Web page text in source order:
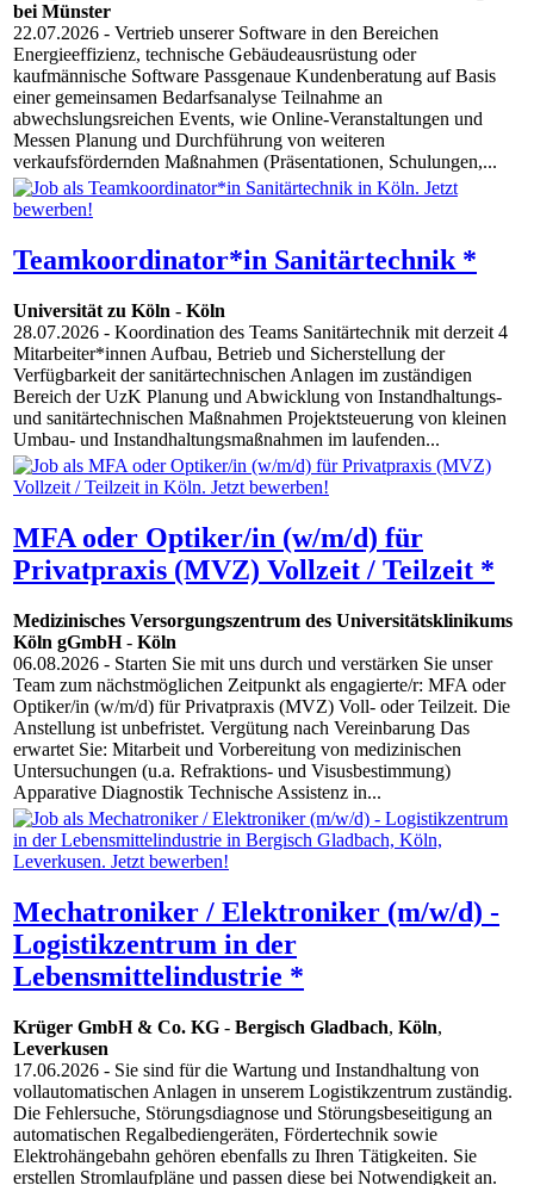
bei Münster
22.07.2026 - Vertrieb unserer Software in den Bereichen
Energieeffizienz, technische Gebäudeausrüstung oder
kaufmännische Software Passgenaue Kundenberatung auf Basis
einer gemeinsamen Bedarfsanalyse Teilnahme an
abwechslungsreichen Events, wie Online-Veranstaltungen und
Messen Planung und Durchführung von weiteren
verkaufsfördernden Maßnahmen (Präsentationen, Schulungen,...
Teamkoordinator*in Sanitärtechnik *
Universität zu Köln - Köln
28.07.2026 - Koordination des Teams Sanitärtechnik mit derzeit 4
Mitarbeiter*innen Aufbau, Betrieb und Sicherstellung der
Verfügbarkeit der sanitärtechnischen Anlagen im zuständigen
Bereich der UzK Planung und Abwicklung von Instandhaltungs-
und sanitärtechnischen Maßnahmen Projektsteuerung von kleinen
Umbau- und Instandhaltungsmaßnahmen im laufenden...
MFA oder Optiker/in (w/m/d) für
Privatpraxis (MVZ) Vollzeit / Teilzeit *
Medizinisches Versorgungszentrum des Universitätsklinikums
Köln gGmbH- Köln
06.08.2026 - Starten Sie mit uns durch und verstärken Sie unser
Team zum nächstmöglichen Zeitpunkt als engagierte/r: MFA oder
Optiker/in (w/m/d) für Privatpraxis (MVZ) Voll- oder Teilzeit. Die
Anstellung ist unbefristet. Vergütung nach Vereinbarung Das
erwartet Sie: Mitarbeit und Vorbereitung von medizinischen
Untersuchungen (u.a. Refraktions- und Visusbestimmung)
Apparative Diagnostik Technische Assistenz in...
Mechatroniker / Elektroniker (m/w/d) -
Logistikzentrum in der
Lebensmittelindustrie *
Krüger GmbH & Co. KG - Bergisch Gladbach, Köln,
Leverkusen
17.06.2026 - Sie sind für die Wartung und Instandhaltung von
vollautomatischen Anlagen in unserem Logistikzentrum zuständig.
Die Fehlersuche, Störungsdiagnose und Störungsbeseitigung an
automatischen Regalbediengeräten, Fördertechnik sowie
Elektrohängebahn gehören ebenfalls zu Ihren Tätigkeiten. Sie
erstellen Stromlaufpläne und passen diese bei Notwendigkeit an.